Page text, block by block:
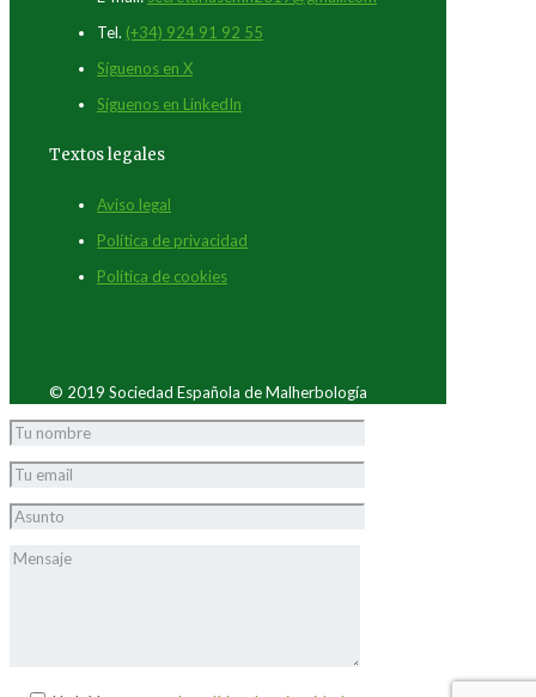
Tel. (+34) 924 91 92 55
Síguenos en X
Síguenos en LinkedIn
Textos legales
Aviso legal
Política de privacidad
Política de cookies
© 2019 Sociedad Española de Malherbología